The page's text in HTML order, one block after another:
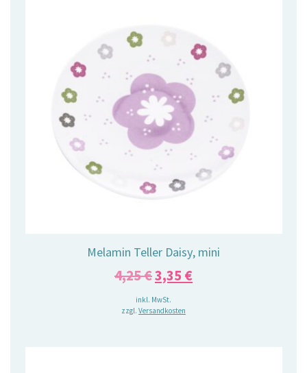
Melamin Teller Daisy, mini
4,25€Ursprünglicher
Preis
war:
3,35 €Aktueller
inkl. MwSt.
zzgl. Versandkosten